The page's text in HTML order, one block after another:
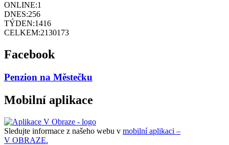
ONLINE:1
DNES:256
TÝDEN:1416
CELKEM:2130173
Facebook
Penzion na Městečku
Mobilní aplikace
Sledujte informace z našeho webu v mobilní aplikaci –
V OBRAZE.